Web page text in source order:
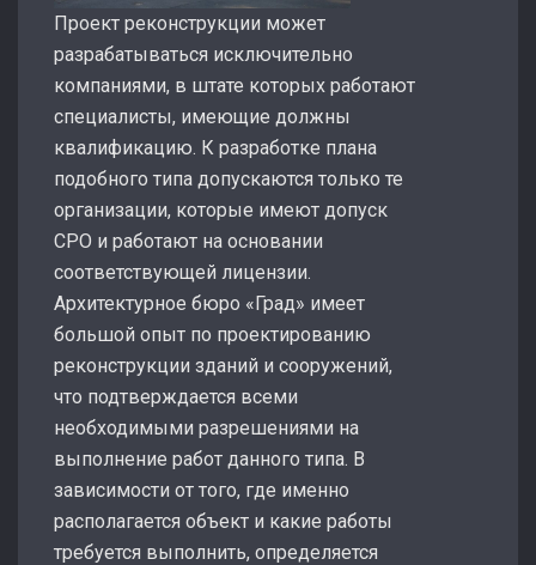
Проект реконструкции может
разрабатываться исключительно
компаниями, в штате которых работают
специалисты, имеющие должны
квалификацию. К разработке плана
подобного типа допускаются только те
организации, которые имеют допуск
СРО и работают на основании
соответствующей лицензии.
Архитектурное бюро «Град» имеет
большой опыт по проектированию
реконструкции зданий и сооружений,
что подтверждается всеми
необходимыми разрешениями на
выполнение работ данного типа. В
зависимости от того, где именно
располагается объект и какие работы
требуется выполнить, определяется